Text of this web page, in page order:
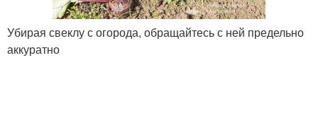
Убирая свеклу с огорода, обращайтесь с ней предельно
аккуратно